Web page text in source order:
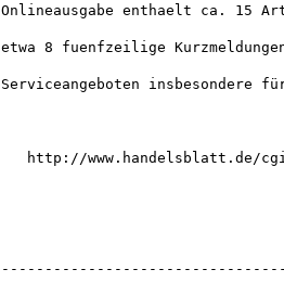
Onlineausgabe enthaelt ca. 15
etwa 8 fuenfzeilige
Serviceangeboten insbesondere
http://www.handelsblatt.de/